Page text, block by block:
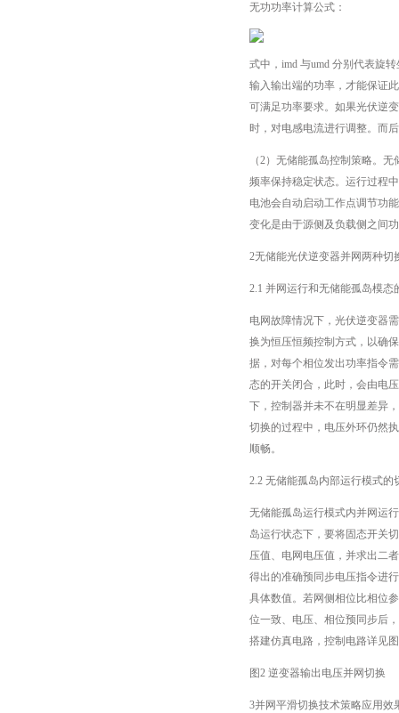
无功功率计算公式：
式中，imd 与umd 分别代表旋
输入输出端的功率，才能保证
可满足功率要求。如果光伏逆
时，对电感电流进行调整。而
（2）无储能孤岛控制策略。
频率保持稳定状态。运行过程
电池会自动启动工作点调节功
变化是由于源侧及负载侧之间
2无储能光伏逆变器并网两种切
2.1 并网运行和无储能孤岛模态
电网故障情况下，光伏逆变器
换为恒压恒频控制方式，以确
据，对每个相位发出功率指令
态的开关闭合，此时，会由电
下，控制器并未不在明显差异
切换的过程中，电压外环仍然
顺畅。
2.2 无储能孤岛内部运行模式的
无储能孤岛运行模式内并网运
岛运行状态下，要将固态开关
压值、电网电压值，并求出二
得出的准确预同步电压指令进
具体数值。若网侧相位比相位
位一致、电压、相位预同步后
搭建仿真电路，控制电路详见
图2 逆变器输出电压并网切换
3并网平滑切换技术策略应用效